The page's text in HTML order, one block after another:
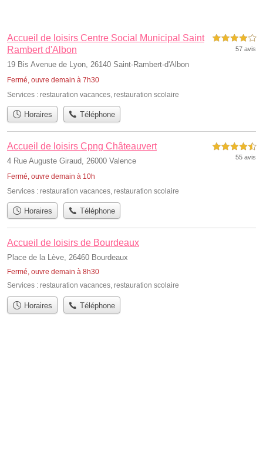
Accueil de loisirs Centre Social Municipal Saint
Rambert d'Albon
19 Bis Avenue de Lyon, 26140 Saint-Rambert-d'Albon
Fermé, ouvre demain à 7h30
4,0 étoiles sur 5
57 avis
Services : restauration vacances restauration scolaire
Horaires Téléphone
Accueil de loisirs Cpng Châteauvert
4 Rue Auguste Giraud, 26000 Valence
Fermé, ouvre demain à 10h
4,5 étoiles sur 5
55 avis
Services : restauration vacances, restauration scolaire
Horaires Téléphone
Accueil de loisirs de Bourdeaux
Place de la Lève, 26460 Bourdeaux
Fermé, ouvre demain à 8h30
Services : restauration vacances, restauration scolaire
Horaires Téléphone